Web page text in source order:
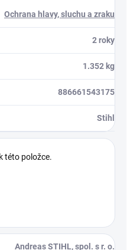
Ochrana hlavy, sluchu a zraku
2 roky
1.352 kg
886661543175
Stihl
této položce.
Andreas STIHL, spol. s r. o.